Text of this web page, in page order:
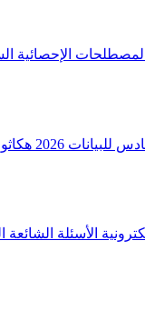
الإحصائية
2026
الأسئلة الشائعة